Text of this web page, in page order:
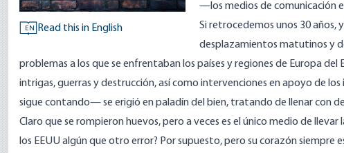
EN Read this in English
—los medios de comunicación
Si retrocedemos unos 30
desplazamientos matutinos y
problemas a los que se enfrentaban los países y regiones de Europa
intrigas, guerras y destrucción, así como intervenciones en apoyo de
sigue contando— se erigió en paladín del bien, tratando de llenar con
Claro que se rompieron huevos, pero a veces es el único medio de
los EEUU algún que otro error? Por supuesto, pero su corazón siempre